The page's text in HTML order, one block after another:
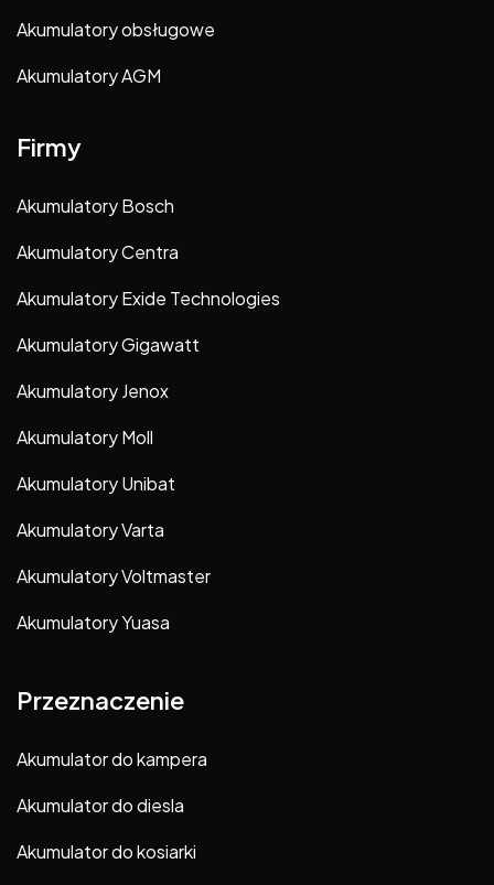
Akumulatory obsługowe
Akumulatory AGM
Firmy
Akumulatory Bosch
Akumulatory Centra
Akumulatory Exide Technologies
Akumulatory Gigawatt
Akumulatory Jenox
Akumulatory Moll
Akumulatory Unibat
Akumulatory Varta
Akumulatory Voltmaster
Akumulatory Yuasa
Przeznaczenie
Akumulator do kampera
Akumulator do diesla
Akumulator do kosiarki